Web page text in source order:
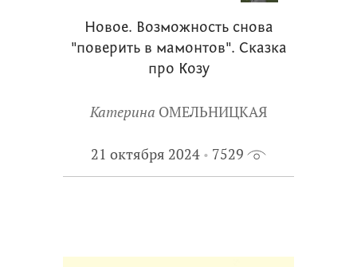
Новое. Возможность снова
"поверить в мамонтов". Сказка
про Козу
Катерина ОМЕЛЬНИЦКАЯ
21 октября 2024 7529